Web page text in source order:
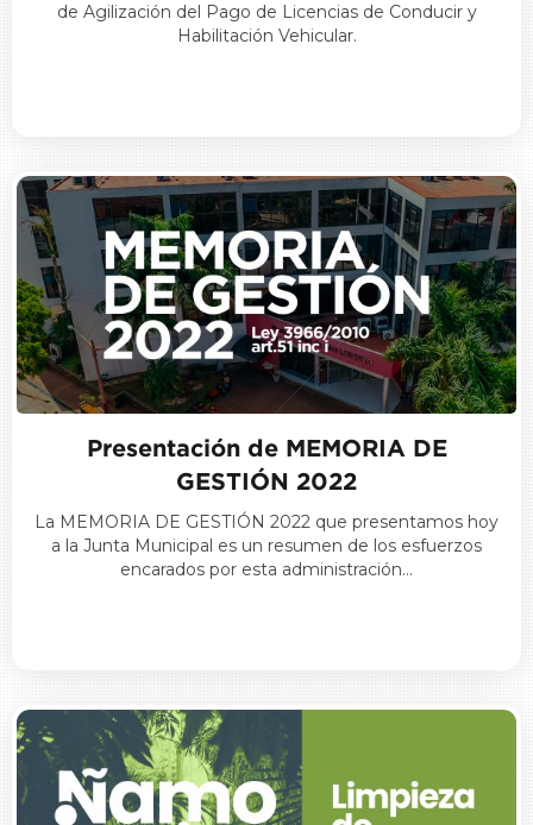
de Agilización del Pago de Licencias de Conducir y
Habilitación Vehicular.
Presentación de MEMORIA DE
GESTIÓN 2022
La MEMORIA DE GESTIÓN 2022 que presentamos hoy
a la Junta Municipal es un resumen de los esfuerzos
encarados por esta administración…